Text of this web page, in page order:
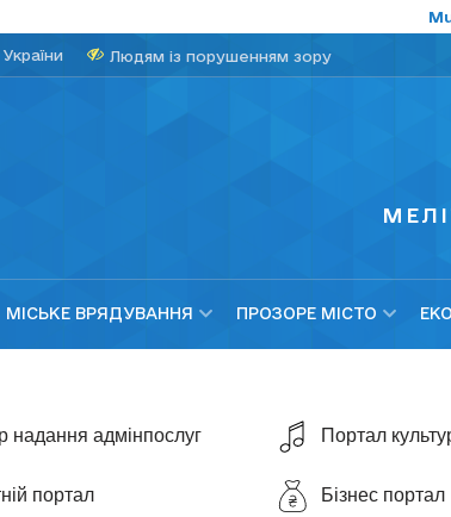
Людям із порушенням зору
МІСЬКЕ ВРЯДУВАННЯ ПРОЗОРЕ МІСТО
надання адмінпослуг
портал
Портал
Бізнес портал